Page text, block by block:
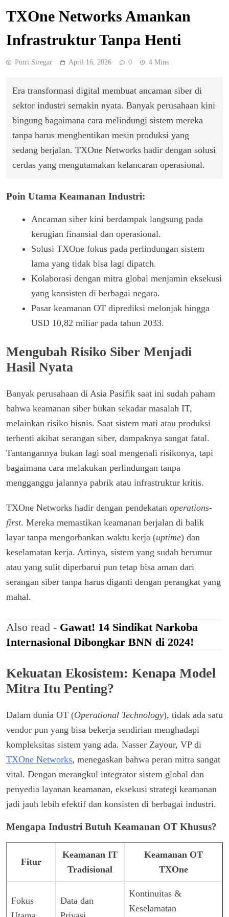
TXOne Networks Amankan
Infrastruktur Tanpa Henti
Putri Siregar April 16, 2026 0 4 Mins
Era transformasi digital membuat ancaman siber di
sektor industri semakin nyata. Banyak perusahaan kini
bingung bagaimana cara melindungi sistem mereka
tanpa harus menghentikan mesin produksi yang
sedang berjalan. TXOne Networks hadir dengan solusi
cerdas yang mengutamakan kelancaran operasional.
Poin Utama Keamanan Industri:
Ancaman siber kini berdampak langsung pada
kerugian finansial dan operasional.
Solusi TXOne fokus pada perlindungan sistem
lama yang tidak bisa lagi dipatch.
Kolaborasi dengan mitra global menjamin eksekusi
yang konsisten di berbagai negara.
Pasar keamanan OT diprediksi melonjak hingga
USD 10,82 miliar pada tahun 2033.
Mengubah Risiko Siber Menjadi
Hasil Nyata
Banyak perusahaan di Asia Pasifik saat ini sudah paham
bahwa keamanan siber bukan sekadar masalah IT,
melainkan risiko bisnis. Saat sistem mati atau produksi
terhenti akibat serangan siber, dampaknya sangat fatal.
Tantangannya bukan lagi soal mengenali risikonya, tapi
bagaimana cara melakukan perlindungan tanpa
mengganggu jalannya pabrik atau infrastruktur kritis.
TXOne Networks hadir dengan pendekatan operations-
first. Mereka memastikan keamanan berjalan di balik
layar tanpa mengorbankan waktu kerja (uptime) dan
keselamatan kerja. Artinya, sistem yang sudah berumur
atau yang sulit diperbarui pun tetap bisa aman dari
serangan siber tanpa harus diganti dengan perangkat yang
mahal.
Also read - Gawat! 14 Sindikat Narkoba
Internasional Dibongkar BNN di 2024!
Kekuatan Ekosistem: Kenapa Model
Mitra Itu Penting?
Dalam dunia OT (Operational Technology), tidak ada satu
vendor pun yang bisa bekerja sendirian menghadapi
kompleksitas sistem yang ada. Nasser Zayour, VP di
TXOne Networks, menegaskan bahwa peran mitra sangat
vital. Dengan merangkul integrator sistem global dan
penyedia layanan keamanan, eksekusi strategi keamanan
jadi jauh lebih efektif dan konsisten di berbagai industri.
Mengapa Industri Butuh Keamanan OT Khusus?
Fitur
Keamanan IT
Tradisional
Keamanan OT
TXOne
Fokus
Data dan
Kontinuitas &
Keselamatan